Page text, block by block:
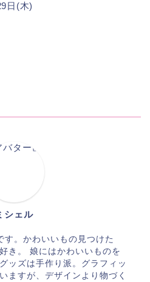
日(木)
シェル
。かわいいもの見つけた
き。 娘にはかわいいものを
ッズは手作り派。グラフィッ
ますが、デザインより物づく